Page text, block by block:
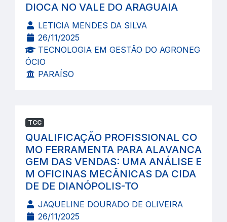
DIOCA NO VALE DO ARAGUAIA
LETICIA MENDES DA SILVA
26/11/2025
TECNOLOGIA EM GESTÃO DO AGRONEG
ÓCIO
PARAÍSO
TCC
QUALIFICAÇÃO PROFISSIONAL CO
MO FERRAMENTA PARA ALAVANCA
GEM DAS VENDAS: UMA ANÁLISE E
M OFICINAS MECÂNICAS DA CIDA
DE DE DIANÓPOLIS-TO
JAQUELINE DOURADO DE OLIVEIRA
26/11/2025